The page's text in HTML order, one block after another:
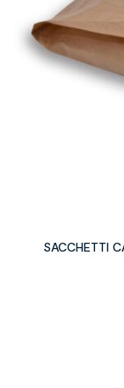
SACCHETTI